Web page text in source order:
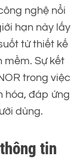
nghệ nổi
hạn này lấy
từ thiết kế
mềm. Sự kết
trong việc
hóa, đáp ứng
dùng.
tin